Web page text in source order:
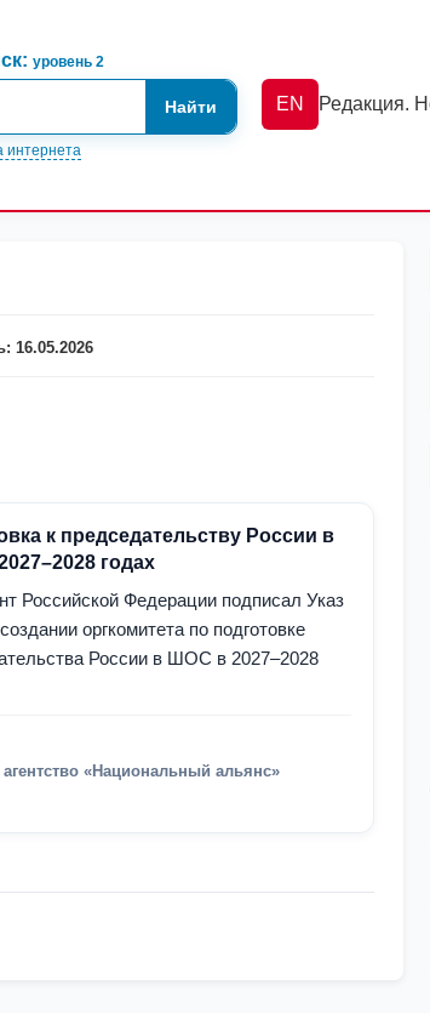
уровень 2
Найти EN Редакция.
16.05.2026
к председательству России в
годах
Российской Федерации подписал Указ
оргкомитета по подготовке
России в ШОС в 2027–2028
«Национальный альянс»